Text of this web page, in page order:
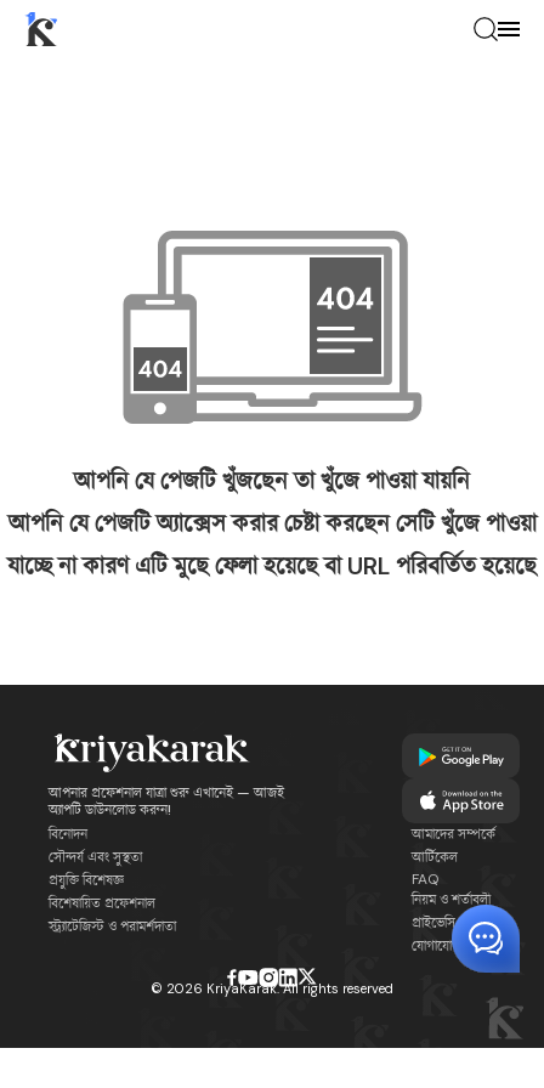
আপনি যে পেজটি খুঁজছেন তা খুঁজে পাওয়া যায়নি
আপনি যে পেজটি অ্যাক্সেস করার চেষ্টা করছেন সেটি খুঁজে পাওয়া
যাচ্ছে না কারণ এটি মুছে ফেলা হয়েছে বা URL পরিবর্তিত হয়েছে
আপনার প্রফেশনাল যাত্রা শুরু এখানেই — আজই
অ্যাপটি ডাউনলোড করুন!
বিনোদন
সৌন্দর্য এবং সুস্থতা
প্রযুক্তি বিশেষজ্ঞ
বিশেষায়িত প্রফেশনাল
স্ট্র্যাটেজিস্ট ও পরামর্শদাতা
আমাদের সম্পর্কে
আর্টিকেল
FAQ
নিয়ম ও শর্তাবলী
প্রাইভেসি পলিসি
যোগাযোগ
© 2026 KriyaKarak. All rights reserved